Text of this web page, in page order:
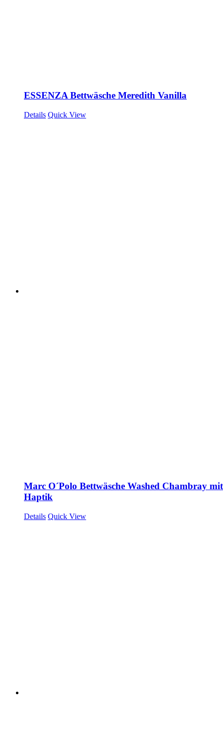
ESSENZA Bettwäsche Meredith Vanilla
Details Quick View
Marc O´Polo Bettwäsche Washed Chambray
Haptik
Details Quick View